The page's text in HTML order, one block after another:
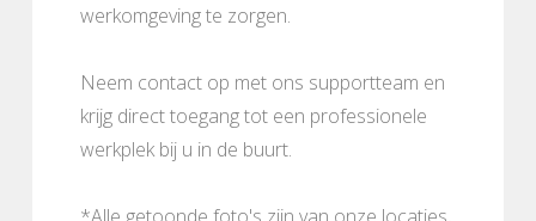
werkomgeving te zorgen.
Neem contact op met ons supportteam en
krijg direct toegang tot een professionele
werkplek bij u in de buurt.
*Alle getoonde foto's zijn van onze locaties,